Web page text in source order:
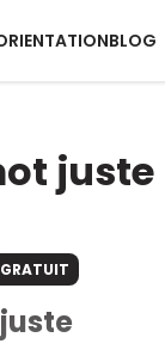
BLOG
juste
GRATUIT